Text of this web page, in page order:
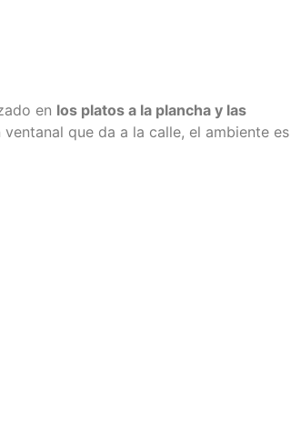
en los platos a la plancha y las
que da a la calle, el ambiente es